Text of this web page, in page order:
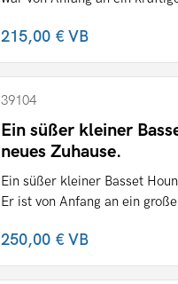
215,00 €VB
39104
Ein süßer kleiner
neues Zuhause.
Ein süßer kleiner Basset
Er ist von Anfang an ein
250,00 €VB